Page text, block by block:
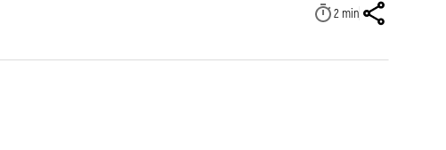
2 min